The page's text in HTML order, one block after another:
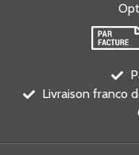
Livraison franco